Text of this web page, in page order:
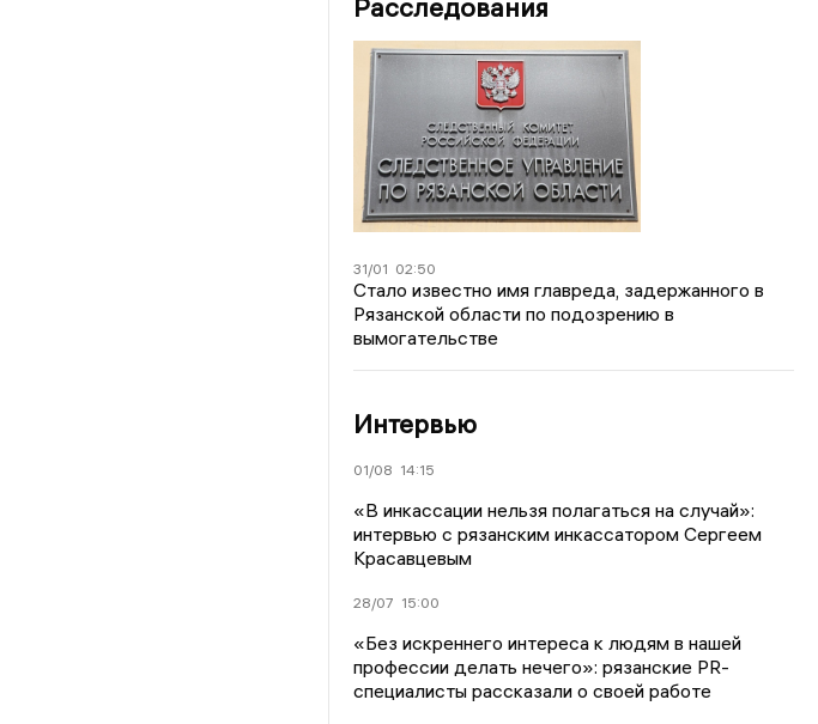
Расследования
31/01 02:50
Стало известно имя главреда, задержанного в
Рязанской области по подозрению в
вымогательстве
Интервью
01/08 14:15
«В инкассации нельзя полагаться на случай»:
интервью с рязанским инкассатором Сергеем
Красавцевым
28/07 15:00
«Без искреннего интереса к людям в нашей
профессии делать нечего»: рязанские PR-
специалисты рассказали о своей работе